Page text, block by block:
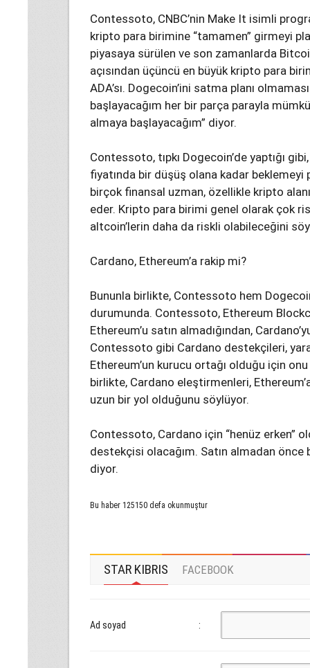
Contessoto, CNBC’nin Make It isimli
kripto para birimine “tamamen” girmeyi
piyasaya sürülen ve son zamanlarda
açısından üçüncü en büyük kripto para
ADA’sı. Dogecoin’ini satma planı
başlayacağım her bir parça parayla
almaya başlayacağım” diyor.
Contessoto, tıpkı Dogecoin’de yaptığı
fiyatında bir düşüş olana kadar beklemeyi
birçok finansal uzman, özellikle kripto
eder. Kripto para birimi genel olarak çok
altcoin’lerin daha da riskli olabileceğini
Cardano, Ethereum’a rakip mi?
Bununla birlikte, Contessoto hem
durumunda. Contessoto, Ethereum
Ethereum’u satın almadığından,
Contessoto gibi Cardano destekçileri,
Ethereum’un kurucu ortağı olduğu için
birlikte, Cardano eleştirmenleri,
uzun bir yol olduğunu söylüyor.
Contessoto, Cardano için “henüz erken”
destekçisi olacağım. Satın almadan önce
diyor.
Bu haber 125150 defa okunmuştur
STAR KIBRIS FACEBOOK
Ad soyad :